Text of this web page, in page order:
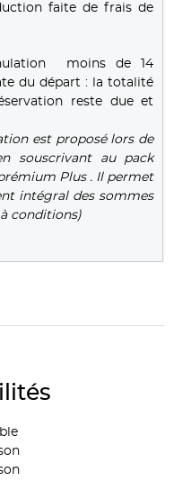
faite de frais de
moins de 14
du départ : la totalité
reste due et
est proposé lors de
souscrivant au pack
Plus . Il permet
intégral des sommes
conditions)